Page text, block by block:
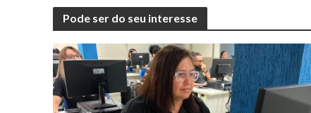
Pode ser do seu interesse